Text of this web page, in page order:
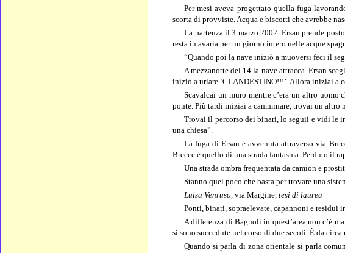
Per mesi aveva progettato quella fuga
scorta di provviste. Acqua e biscotti che avrebbe
La partenza il 3 marzo 2002. Ersan prende
resta in avaria per un giorno intero nelle acque
“Quando poi la nave iniziò a muoversi feci il
A mezzanotte del 14 la nave attracca. Ersan
iniziò a urlare ‘CLANDESTINO!!!’. Allora iniziai a
Scavalcai un muro mentre c’era un altro
ponte. Più tardi iniziai a camminare, trovai un altro
Trovai il percorso dei binari, lo seguii e vidi le
una chiesa”.
La fuga di Ersan è avvenuta attraverso via
Brecce è quello di una strada fantasma. Perduto il
Una strada ombra frequentata da camion e
Stanno quel poco che basta per trovare una
Luisa Venruso,via Margine , tesi di laurea
Ponti, binari, sopraelevate, capannoni e residui
A differenza di Bagnoli in quest’area non c’è
si sono succedute nel corso di due secoli. È da
Quando si parla di zona orientale si parla